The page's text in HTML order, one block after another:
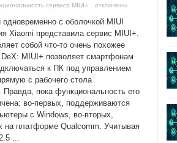
сервиса MIUI+ отключены
одновременно с оболочкой MIUI
Xiaomi представила сервис MIUI+.
собой что-то очень похожее
MIUI+ позволяет смартфонам
к ПК под управлением
с рабочего стола
Правда, пока функциональность его
во-первых, поддерживаются
с Windows, во-вторых,
на платформе Qualcomm. Учитывая
...